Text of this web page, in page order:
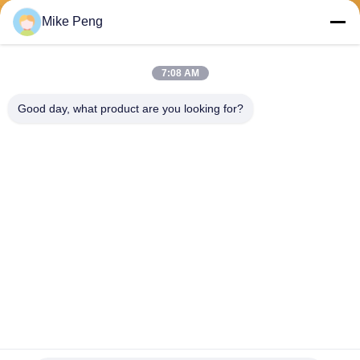
Mike Peng
7:08 AM
Good day, what product are you looking for?